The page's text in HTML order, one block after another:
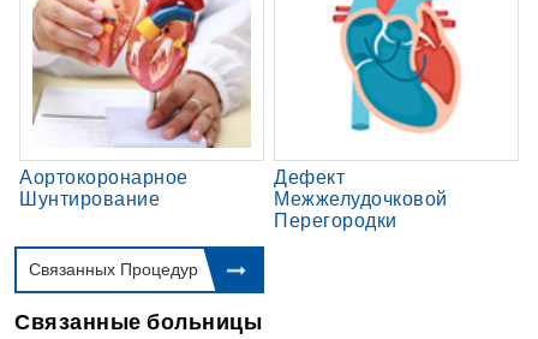
Аортокоронарное
Шунтирование
Дефект
Межжелудочковой
Перегородки
Связанных Процедур
Связанные больницы